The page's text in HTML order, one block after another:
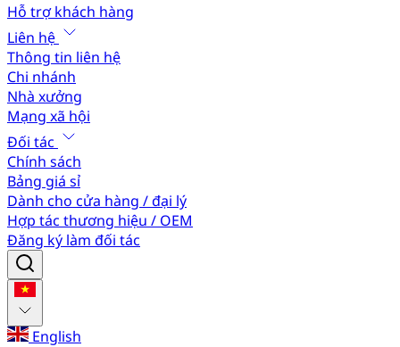
Hỗ trợ khách hàng
Liên hệ
Thông tin liên hệ
Chi nhánh
Nhà xưởng
Mạng xã hội
Đối tác
Chính sách
Bảng giá sỉ
Dành cho cửa hàng / đại lý
Hợp tác thương hiệu / OEM
Đăng ký làm đối tác
English